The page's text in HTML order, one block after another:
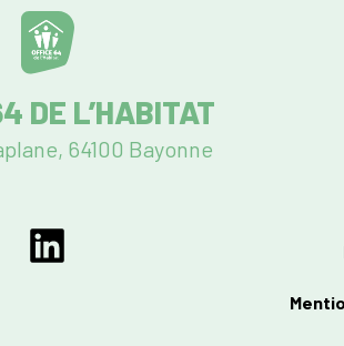
DE L’HABITAT
64100 Bayonne